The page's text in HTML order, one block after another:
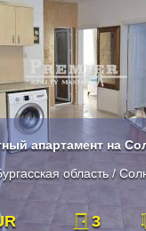
область /
3